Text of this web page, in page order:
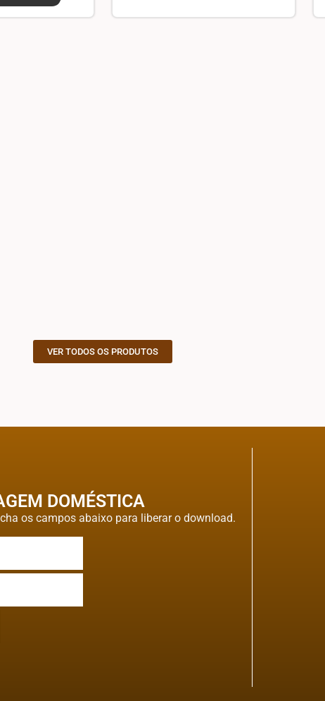
VER TODOS OS PRODUTOS
DOMÉSTICA
os campos abaixo para liberar o download.